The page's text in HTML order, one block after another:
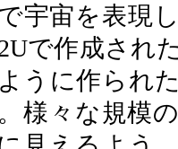
宇宙を表現
で作成され
うに作られ
様々な規模